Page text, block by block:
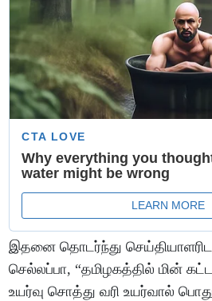
இதனை தொடர்ந்து
செல்லப்பா, “தமிழகத்தில் மின்
உயர்வு சொத்து வரி உயர்வால்